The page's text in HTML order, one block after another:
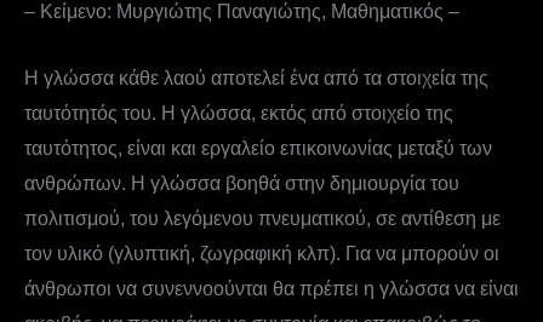
– Κείμενο: Μυργιώτης Παναγιώτης, Μαθηματικός –
Η γλώσσα κάθε λαού αποτελεί ένα από τα στοιχεία της
ταυτότητός του. Η γλώσσα, εκτός από στοιχείο της
ταυτότητος, είναι και εργαλείο επικοινωνίας μεταξύ των
ανθρώπων. Η γλώσσα βοηθά στην δημιουργία του
πολιτισμού, του λεγόμενου πνευματικού, σε αντίθεση με
τον υλικό (γλυπτική, ζωγραφική κλπ). Για να μπορούν οι
άνθρωποι να συνεννοούνται θα πρέπει η γλώσσα να είναι